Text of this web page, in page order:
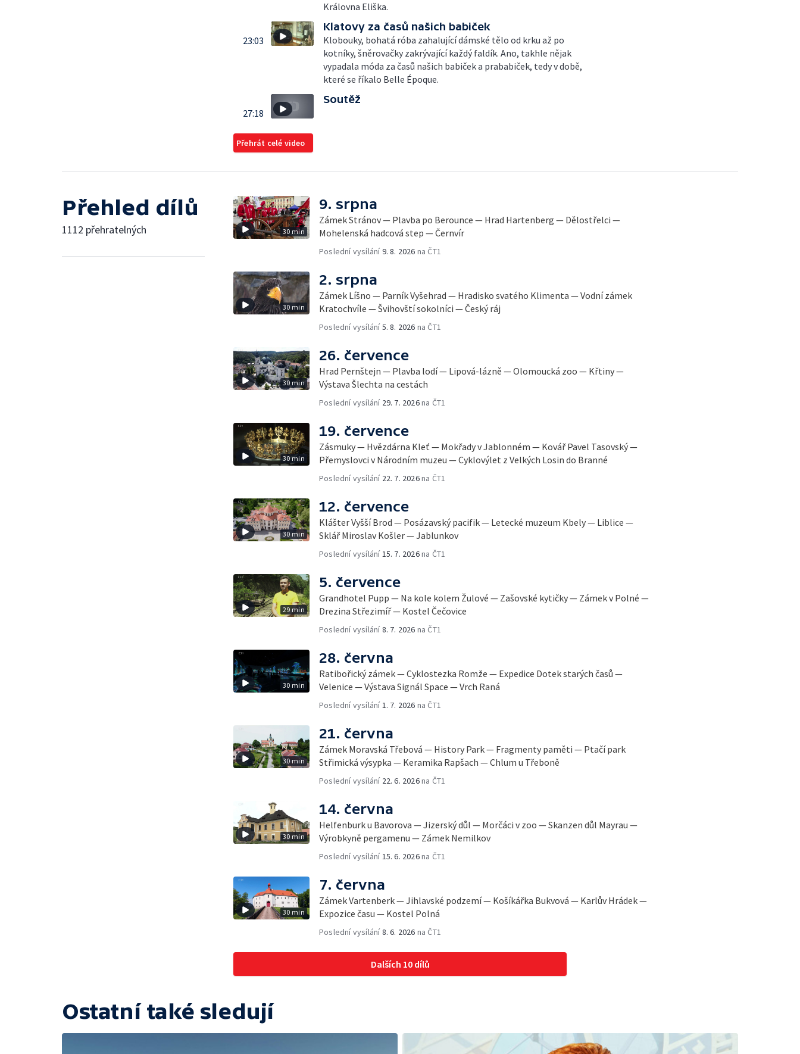
Královna Eliška.
23:03
Klatovy za časů našich babiček
Klobouky, bohatá róba zahalující dámské tělo od krku až po
kotníky, šněrovačky zakrývající každý faldík. Ano, takhle nějak
vypadala móda za časů našich babiček a prababiček, tedy v době,
které se říkalo Belle Époque.
27:18
Soutěž
Přehrát celé video
Přehled dílů
1112 přehratelných 30 min
9. srpna
Zámek Stránov — Plavba po Berounce — Hrad Hartenberg — Dělostřelci —
Mohelenská hadcová step — Černvír
Poslední vysílání9. 8. 2026 na ČT1
30 min
2. srpna
Zámek Líšno — Parník Vyšehrad — Hradisko svatého Klimenta — Vodní zámek
Kratochvíle — Švihovští sokolníci — Český ráj
Poslední vysílání5. 8. 2026 na ČT1
30 min
26. července
Hrad Pernštejn — Plavba lodí — Lipová-lázně — Olomoucká zoo — Křtiny —
Výstava Šlechta na cestách
Poslední vysílání 29. 7. 2026na ČT1
30 min
19. července
Zásmuky — Hvězdárna Kleť — Mokřady v Jablonném — Kovář Pavel Tasovský —
Přemyslovci v Národním muzeu — Cyklovýlet z Velkých Losin do Branné
Poslední vysílání 22. 7. 2026na ČT1
30 min
12. července
Klášter Vyšší Brod — Posázavský pacifik — Letecké muzeum Kbely — Liblice —
Sklář Miroslav Košler — Jablunkov
Poslední vysílání15. 7. 2026na ČT1
29 min
5. července
Grandhotel Pupp — Na kole kolem Žulové — Zašovské kytičky — Zámek v Polné —
Drezina Střezimíř — Kostel Čečovice
Poslední vysílání8. 7. 2026 na ČT1
30 min
28. června
Ratibořický zámek — Cyklostezka Romže — Expedice Dotek starých časů —
Velenice — Výstava Signál Space — Vrch Raná
Poslední vysílání1. 7. 2026 na ČT1
30 min
21. června
Zámek Moravská Třebová — History Park — Fragmenty paměti — Ptačí park
Střimická výsypka — Keramika Rapšach — Chlum u Třeboně
Poslední vysílání 22. 6. 2026na ČT1
30 min
14. června
Helfenburk u Bavorova — Jizerský důl — Morčáci v zoo — Skanzen důl Mayrau —
Výrobkyně pergamenu — Zámek Nemilkov
Poslední vysílání15. 6. 2026na ČT1
30 min
7. června
Zámek Vartenberk — Jihlavské podzemí — Košíkářka Bukvová — Karlův Hrádek —
Expozice času — Kostel Polná
Poslední vysílání8. 6. 2026 na ČT1
Dalších 10 dílů
Ostatní také sledují